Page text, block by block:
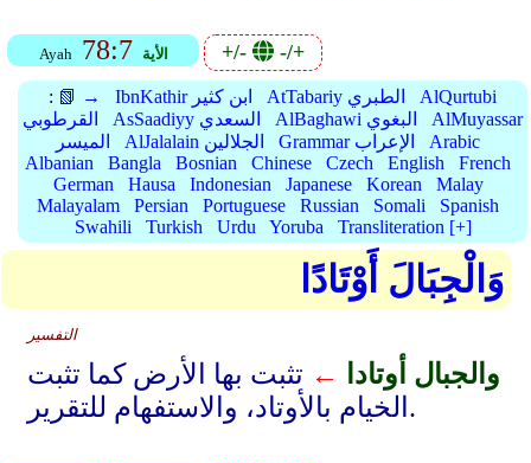
Ayah 78:7 الأية +/- -/+
: 📗 → IbnKathir ابن كثير AtTabariy الطبري
AlQurtubi
القرطوبي
AsSaadiyy السعدي AlBaghawi البغوي
AlMuyassar
الميسر
AlJalalain الجلالين Grammar الإعراب
Arabic
Albanian
Bangla Bosnian Chinese Czech English
French
German
Hausa Indonesian Japanese Korean
Malay
Malayalam
Persian Portuguese Russian Somali
Spanish
Swahili
Turkish Urdu Yoruba Transliteration [+]
وَالْجِبَالَ أَوْتَادًا
التفسير
والجبال أوتادا ← تثبت بها الأرض كما تثبت
الخيام بالأوتاد، والاستفهام للتقرير.